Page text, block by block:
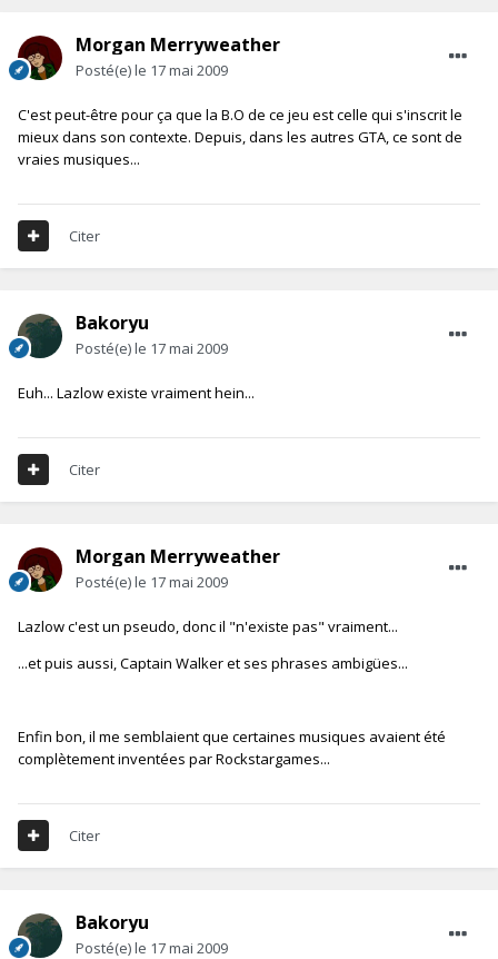
Morgan Merryweather
Posté(e)le 17 mai 2009
C'est peut-être pour ça que la B.O de ce jeu est celle qui s'inscrit le
mieux dans son contexte. Depuis, dans les autres GTA, ce sont de
vraies musiques...
Citer
Bakoryu
Posté(e)le 17 mai 2009
Euh... Lazlow existe vraiment hein...
Citer
Morgan Merryweather
Posté(e)le 17 mai 2009
Lazlow c'est un pseudo, donc il "n'existe pas" vraiment...
...et puis aussi, Captain Walker et ses phrases ambigües...
Enfin bon, il me semblaient que certaines musiques avaient été
complètement inventées par Rockstargames...
Citer
Bakoryu
Posté(e)le 17 mai 2009